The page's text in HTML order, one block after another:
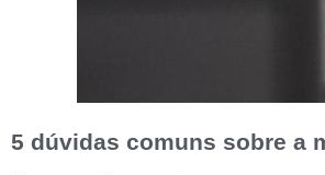
5 dúvidas comuns sobre a